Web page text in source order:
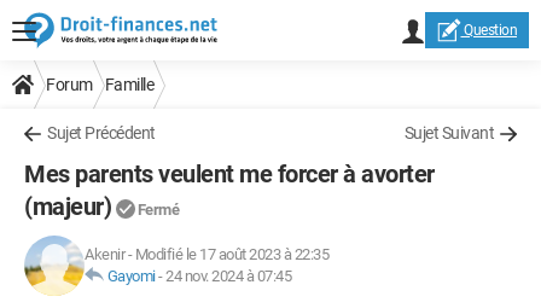
Question
Forum Famille
Sujet Précédent Sujet Suivant
Mes parents veulent me forcer à avorter
(majeur)
Fermé
Akenir- Modifié le 17 août 2023 à 22:35
Gayomi-24 nov. 2024 à 07:45